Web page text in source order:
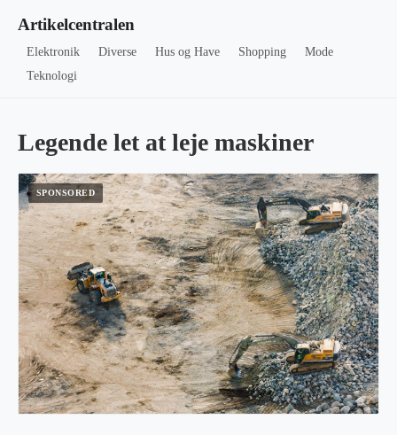
Artikelcentralen
Elektronik Diverse Hus og Have Shopping
Mode
Teknologi
Legende let at leje maskiner